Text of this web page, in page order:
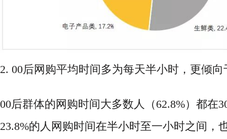
2. 00后网购平均时间多为每天半小时，更倾
00后群体的网购时间大多数人（62.8%）都在
23.8%的人网购时间在半小时至一小时之间，